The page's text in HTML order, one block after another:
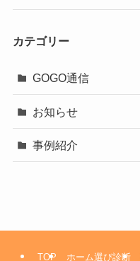
カテゴリー
GOGO通信
お知らせ
事例紹介
TOP ホーム選び診断